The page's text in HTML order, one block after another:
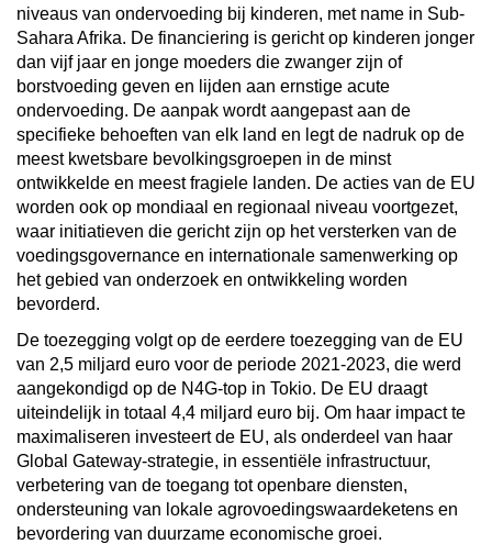
niveaus van ondervoeding bij kinderen, met name in Sub-
Sahara Afrika. De financiering is gericht op kinderen jonger
dan vijf jaar en jonge moeders die zwanger zijn of
borstvoeding geven en lijden aan ernstige acute
ondervoeding. De aanpak wordt aangepast aan de
specifieke behoeften van elk land en legt de nadruk op de
meest kwetsbare bevolkingsgroepen in de minst
ontwikkelde en meest fragiele landen. De acties van de EU
worden ook op mondiaal en regionaal niveau voortgezet,
waar initiatieven die gericht zijn op het versterken van de
voedingsgovernance en internationale samenwerking op
het gebied van onderzoek en ontwikkeling worden
bevorderd.
De toezegging volgt op de eerdere toezegging van de EU
van 2,5 miljard euro voor de periode 2021-2023, die werd
aangekondigd op de N4G-top in Tokio. De EU draagt
uiteindelijk in totaal 4,4 miljard euro bij. Om haar impact te
maximaliseren investeert de EU, als onderdeel van haar
Global Gateway-strategie, in essentiële infrastructuur,
verbetering van de toegang tot openbare diensten,
ondersteuning van lokale agrovoedingswaardeketens en
bevordering van duurzame economische groei.